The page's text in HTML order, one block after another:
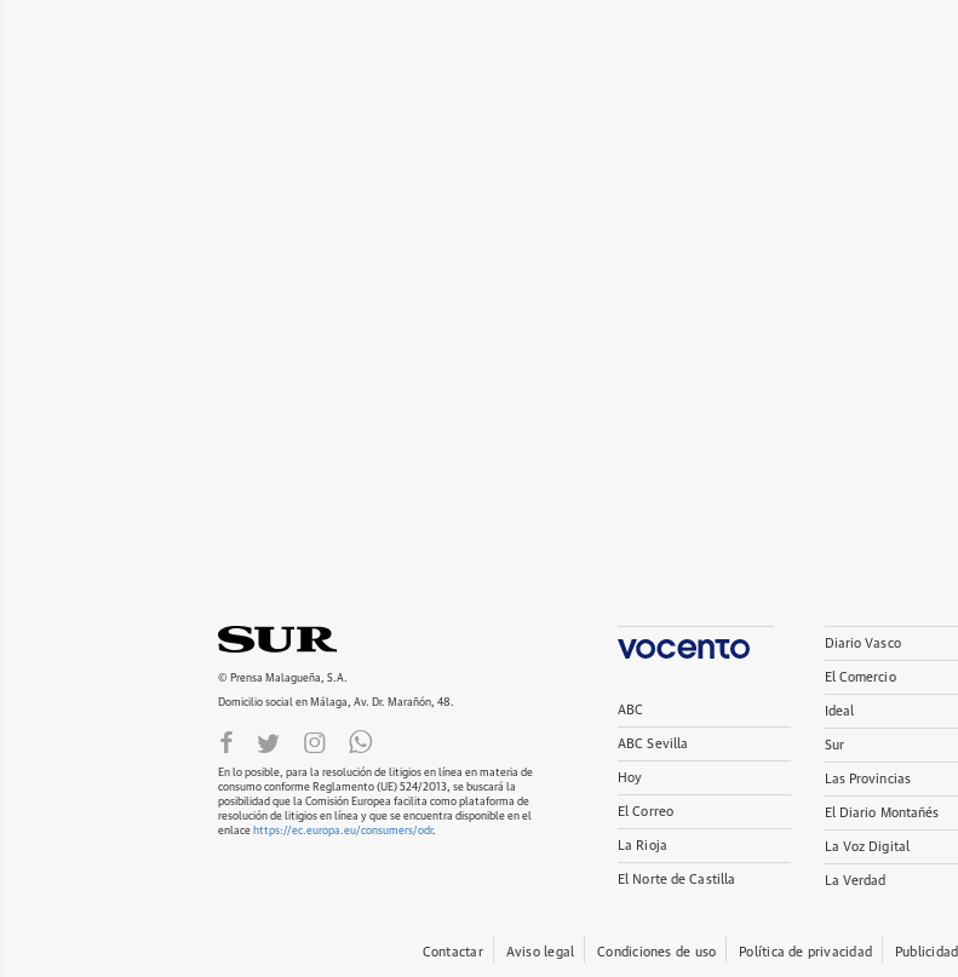
© Prensa Malagueña, S.A.
Domicilio social en Málaga, Av. Dr. Marañón, 48.
En lo posible, para la resolución de litigios en línea en materia de
consumo conforme Reglamento (UE) 524/2013, se buscará la
posibilidad que la Comisión Europea facilita como plataforma de
resolución de litigios en línea y que se encuentra disponible en el
enlace https://ec.europa.eu/consumers/odr.
ABC
ABC Sevilla
Hoy
El Correo
La Rioja
El Norte de Castilla
Diario Vasco
El Comercio
Ideal
Sur
Las Provincias
El Diario Montañés
La Voz Digital
La Verdad
Contactar Aviso legal Condiciones de uso Política de privacidad Publicidad